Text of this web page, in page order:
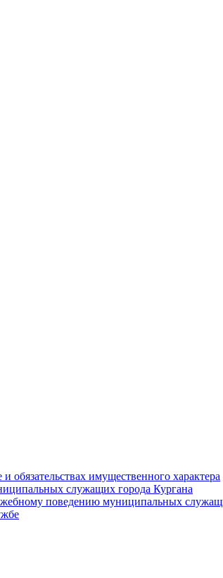
обязательствах имущественного характера
служащих города Кургана
поведению муниципальных